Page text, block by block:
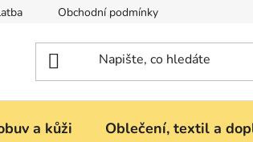
Obchodní podmínky
a kůži Oblečení, textil a